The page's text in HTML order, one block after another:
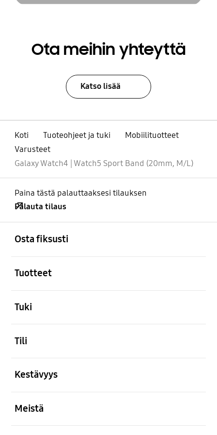
Ota meihin yhteyttä
Katso lisää
Koti Tuoteohjeet ja tuki
Mobiilituotteet
Varusteet
Galaxy Watch4 | Watch5 Sport Band (20mm, M/L)
Paina tästä palauttaaksesi tilauksen
Palauta tilaus
Osta fiksusti
Tuotteet
Tuki
Tili
Kestävyys
Meistä